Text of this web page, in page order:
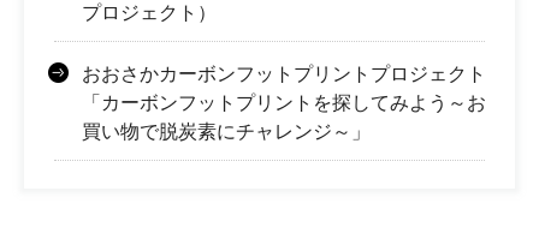
プロジェクト）
おおさかカーボンフットプリントプロジェクト
「カーボンフットプリントを探してみよう～お
買い物で脱炭素にチャレンジ～」